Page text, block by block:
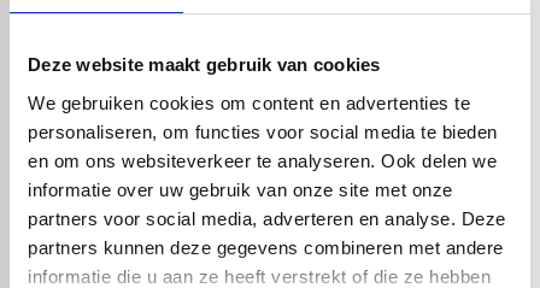
Deze website maakt gebruik van cookies
We gebruiken cookies om content en advertenties te
personaliseren, om functies voor social media te bieden
en om ons websiteverkeer te analyseren. Ook delen we
informatie over uw gebruik van onze site met onze
partners voor social media, adverteren en analyse. Deze
partners kunnen deze gegevens combineren met andere
informatie die u aan ze heeft verstrekt of die ze hebben
Hoewel POM-C veel kan, is het niet geschikt voor heel hoge
van de meest veelzijdige technische kunststoffen die je kunt vinden.
Handig om er bij te kopen